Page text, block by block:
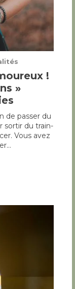
!
»
de passer du
sortir du train-
Vous avez